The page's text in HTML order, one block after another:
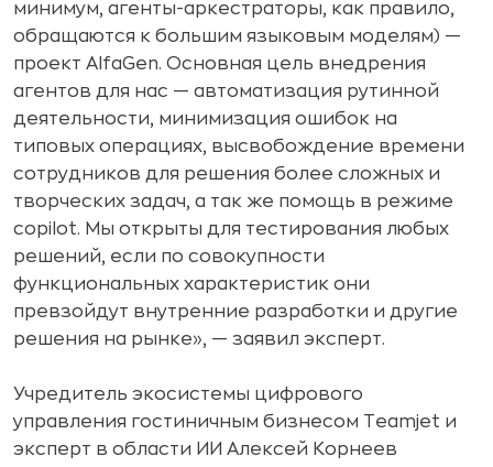
минимум, агенты-аркестраторы, как правило,
обращаются к большим языковым моделям) —
проект AlfaGen. Основная цель внедрения
агентов для нас — автоматизация рутинной
деятельности, минимизация ошибок на
типовых операциях, высвобождение времени
сотрудников для решения более сложных и
творческих задач, а так же помощь в режиме
copilot. Мы открыты для тестирования любых
решений, если по совокупности
функциональных характеристик они
превзойдут внутренние разработки и другие
решения на рынке», — заявил эксперт.
Учредитель экосистемы цифрового
управления гостиничным бизнесом Teamjet и
эксперт в области ИИ Алексей Корнеев